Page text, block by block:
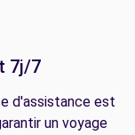
7j/7
d'assistance est
un voyage